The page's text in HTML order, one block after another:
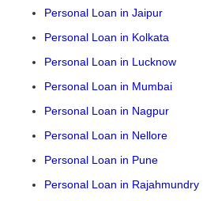
Personal Loan in Jaipur
Personal Loan in Kolkata
Personal Loan in Lucknow
Personal Loan in Mumbai
Personal Loan in Nagpur
Personal Loan in Nellore
Personal Loan in Pune
Personal Loan in Rajahmundry